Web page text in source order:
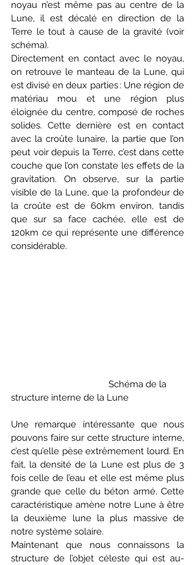
noyau n’est même pas au centre de la
Lune, il est décalé en direction de la
Terre le tout à cause de la gravité (voir
schéma).
Directement en contact avec le noyau,
on retrouve le manteau de la Lune, qui
est divisé en deux parties : Une région de
matériau mou et une région plus
éloignée du centre, composé de roches
solides. Cette dernière est en contact
avec la croûte lunaire, la partie que l’on
peut voir depuis la Terre, c’est dans cette
couche que l’on constate les effets de la
gravitation. On observe, sur la partie
visible de la Lune, que la profondeur de
la croûte est de 60km environ, tandis
que sur sa face cachée, elle est de
120km ce qui représente une différence
considérable.
structure interne de la Lune
Une remarque intéressante que nous
pouvons faire sur cette structure interne,
c’est qu’elle pèse extrêmement lourd. En
fait, la densité de la Lune est plus de 3
fois celle de l’eau et elle est même plus
grande que celle du béton armé. Cette
caractéristique amène notre Lune à être
la deuxième lune la plus massive de
notre système solaire.
Maintenant que nous connaissons la
structure de l’objet céleste qui est au-